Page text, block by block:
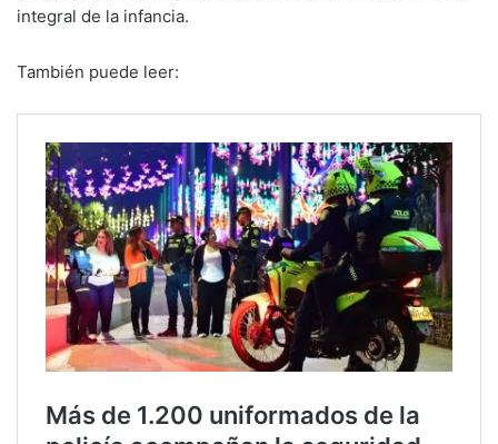
integral de la infancia.
También puede leer: